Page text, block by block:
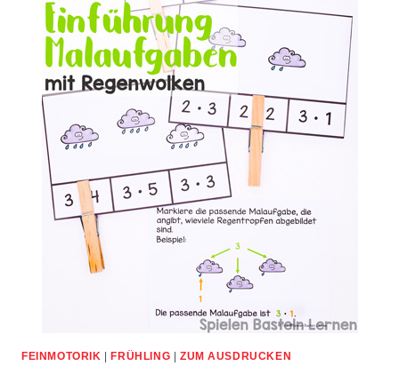
FEINMOTORIK FRÜHLING ZUM AUSDRUCKEN